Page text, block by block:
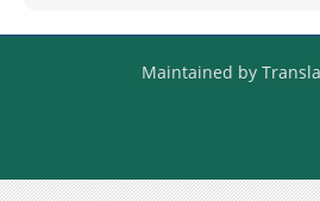
Maintained by